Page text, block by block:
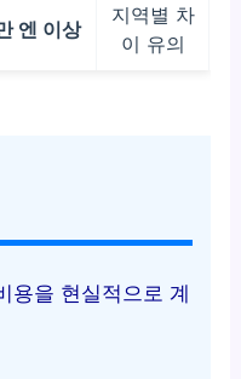
엔 이상
지역별 차
이 유의
용을 현실적으로 계